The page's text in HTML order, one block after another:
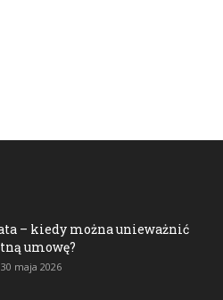
– kiedy można unieważnić
umowę?
30 maja 2026